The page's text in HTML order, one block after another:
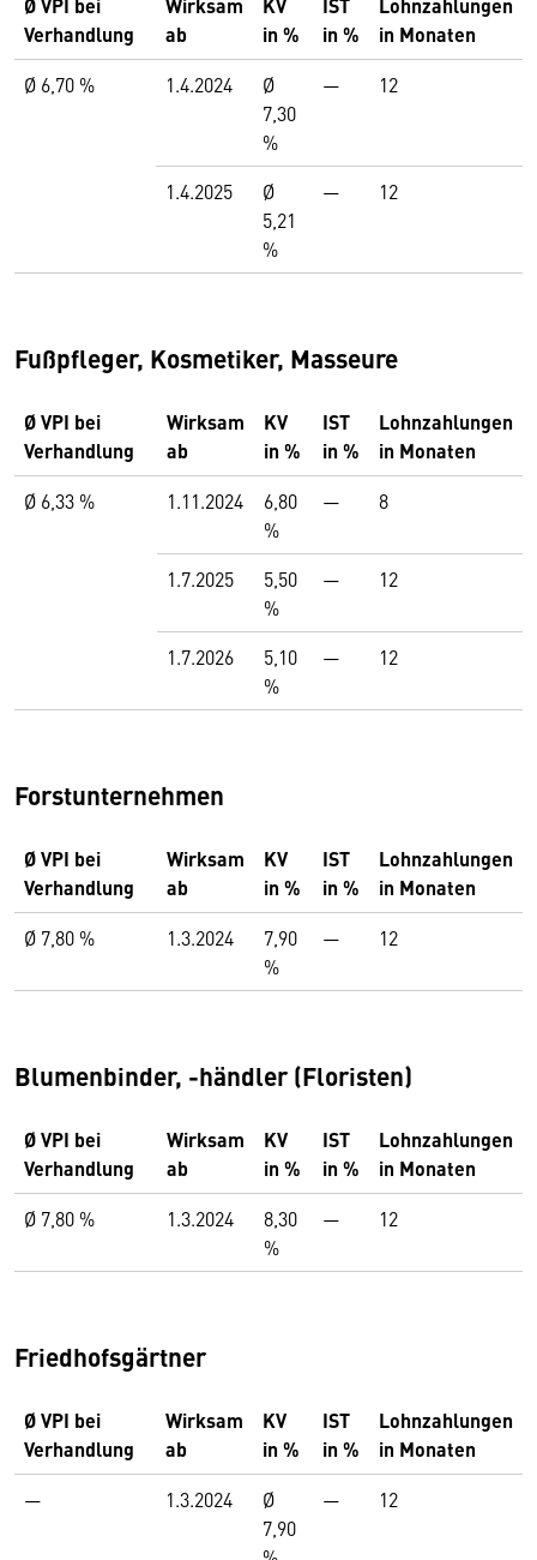
Verhandlung
ab
in %
in %
in Monaten
Ø 6,70 % 1.4.2024
Ø
7,30
%
— 12
1.4.2025
Ø
5,21
%
— 12
Fußpfleger, Kosmetiker, Masseure
Ø VPI bei
Verhandlung
Wirksam
ab
KV
in %
IST
in %
Lohnzahlungen
in Monaten
Ø 6,33 % 1.11.2024
6,80
%
— 8
1.7.2025
5,50
%
— 12
1.7.2026
5,10
%
— 12
Forstunternehmen
Ø VPI bei
Verhandlung
Wirksam
ab
KV
in %
IST
in %
Lohnzahlungen
in Monaten
Ø 7,80 % 1.3.2024
7,90
%
— 12
Blumenbinder, -händler (Floristen)
Ø VPI bei
Verhandlung
Wirksam
ab
KV
in %
IST
in %
Lohnzahlungen
in Monaten
Ø 7,80 % 1.3.2024
8,30
%
— 12
Friedhofsgärtner
Ø VPI bei
Verhandlung
Wirksam
ab
KV
in %
IST
in %
Lohnzahlungen
in Monaten
— 1.3.2024
Ø
7,90
— 12